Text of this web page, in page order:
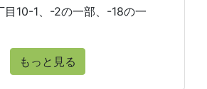
目10-1、-2の一部、-18の一
もっと見る